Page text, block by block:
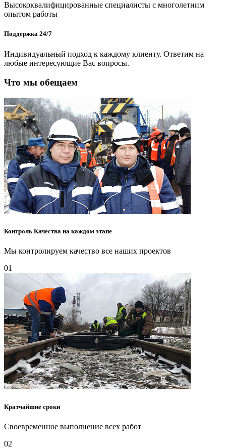
Высококвалифицированные специалисты с многолетним
опытом работы
Поддержка 24/7
Индивидуальный подход к каждому клиенту. Ответим на
любые интересующие Вас вопросы.
Что мы обещаем
Контроль Качества на каждом этапе
Мы контролируем качество все наших проектов
01
Кратчайшие сроки
Своевременное выполнение всех работ
02